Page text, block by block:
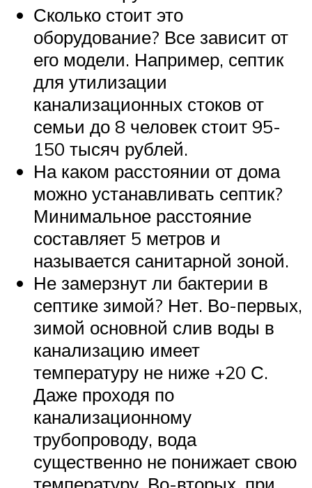
Сколько стоит это
оборудование? Все зависит от
его модели. Например, септик
для утилизации
канализационных стоков от
семьи до 8 человек стоит 95-
150 тысяч рублей.
На каком расстоянии от дома
можно устанавливать септик?
Минимальное расстояние
составляет 5 метров и
называется санитарной зоной.
Не замерзнут ли бактерии в
септике зимой? Нет. Во-первых,
зимой основной слив воды в
канализацию имеет
температуру не ниже +20 С.
Даже проходя по
канализационному
трубопроводу, вода
существенно не понижает свою